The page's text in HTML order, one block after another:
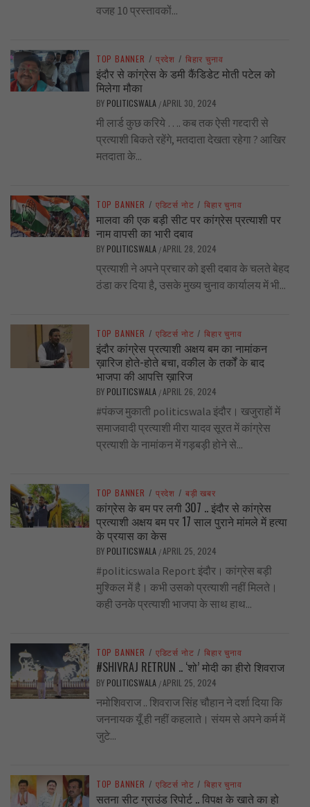
वजह 10 प्रस्तावकों...
TOP BANNER / प्रदेश / बिहार चुनाव
इंदौर से कांग्रेस के डमी कैंडिडेट मोती पटेल को
मिलेगा मौका
BY POLITICSWALA /APRIL 30, 2024
मी लार्ड कुछ करिये …. कब तक ऐसी गद्द्दारी से
प्रत्याशी बिकते रहेंगे, मतदाता देखता रहेगा ? आखिर
मतदाता के...
TOP BANNER / एडिटर्स नोट / बिहार चुनाव
मालवा की एक बड़ी सीट पर कांग्रेस प्रत्याशी पर
नाम वापसी का भारी दबाव
BY POLITICSWALA /APRIL 28, 2024
प्रत्याशी ने अपने प्रचार को इसी दबाव के चलते बेहद
ठंडा कर दिया है, उसके मुख्य चुनाव कार्यालय में भी...
TOP BANNER / एडिटर्स नोट / बिहार चुनाव
इंदौर कांग्रेस प्रत्याशी अक्षय बम का नामांकन
ख़ारिज होते-होते बचा, वकील के तर्कों के बाद
भाजपा की आपत्ति ख़ारिज
BY POLITICSWALA /APRIL 26, 2024
#पंकज मुकाती politicswala इंदौर। खजुराहों में
समाजवादी प्रत्याशी मीरा यादव सूरत में कांग्रेस
प्रत्याशी के नामांकन में गड़बड़ी होने से...
TOP BANNER / प्रदेश / बड़ी खबर
कांग्रेस के बम पर लगी 307 .. इंदौर से कांग्रेस
प्रत्याशी अक्षय बम पर 17 साल पुराने मांमले में हत्या
के प्रयास का केस
BY POLITICSWALA /APRIL 25, 2024
#politicswala Report इंदौर। कांग्रेस बड़ी
मुश्किल में है। कभी उसको प्रत्याशी नहीं मिलते।
कही उनके प्रत्याशी भाजपा के साथ हाथ...
TOP BANNER / एडिटर्स नोट / बिहार चुनाव
#SHIVRAJ RETRUN .. ‘शो’ मोदी का हीरो शिवराज
BY POLITICSWALA /APRIL 25, 2024
नमोशिवराज .. शिवराज सिंह चौहान ने दर्शा दिया कि
जननायक यूँ ही नहीं कहलाते। संयम से अपने कर्म में
जुटे...
TOP BANNER / एडिटर्स नोट / बिहार चुनाव
सतना सीट ग्राउंड रिपोर्ट .. विपक्ष के खाते का हो